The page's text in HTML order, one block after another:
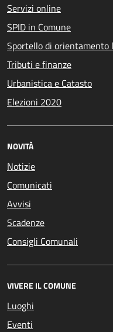
Servizi online
SPID in Comune
Sportello di orientamento
Tributi e finanze
Urbanistica e Catasto
Elezioni 2020
NOVITÀ
Notizie
Comunicati
Avvisi
Scadenze
Consigli Comunali
VIVERE IL COMUNE
Luoghi
Eventi